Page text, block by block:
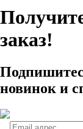
заказ!
новинок и